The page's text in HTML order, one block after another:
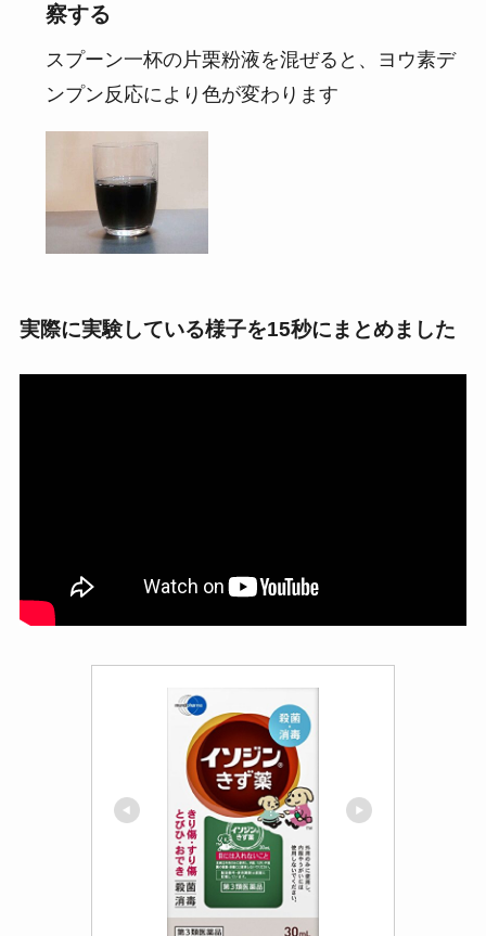
察する
スプーン一杯の片栗粉液を混ぜると、ヨウ素デ
ンプン反応により色が変わります
実際に実験している様子を15秒にまとめました